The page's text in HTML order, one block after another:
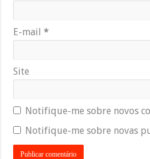
E-mail*
Site
Notifique-me sobre novos
Notifique-me sobre novas